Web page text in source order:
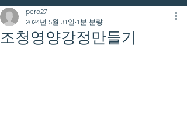
조청영양강정만들기
pero27
2024년 5월 31일 1분 분량